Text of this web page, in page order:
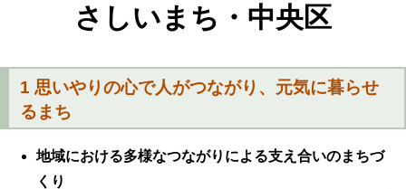
さしいまち・中央区
1 思いやりの心で人がつながり、元気に暮らせ
るまち
地域における多様なつながりによる支え合いのまちづ
くり